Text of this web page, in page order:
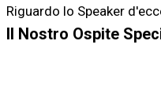
Riguardo lo Speaker
Il Nostro Ospite